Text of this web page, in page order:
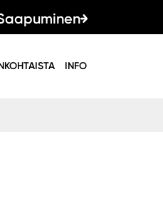
INFO